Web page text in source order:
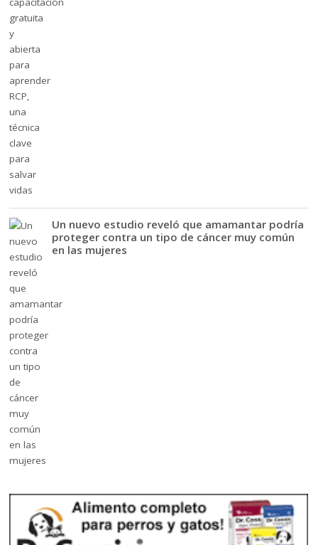
Un nuevo estudio reveló que amamantar podría
proteger contra un tipo de cáncer muy común
en las mujeres